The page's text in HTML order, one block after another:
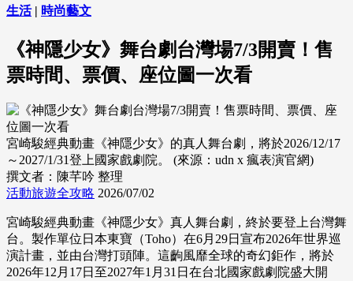
生活| 時尚藝文
《神隱少女》舞台劇台灣場7/3開賣！售
票時間、票價、座位圖一次看
宮崎駿經典動畫《神隱少女》的真人舞台劇，將於2026/12/17
～2027/1/31登上國家戲劇院。 (來源：udn x 瘋表演官網)
撰文者：陳芊吟 整理
活動旅遊全攻略 2026/07/02
宮崎駿經典動畫《神隱少女》真人舞台劇，終於要登上台灣舞
台。製作單位日本東寶（Toho）在6月29日宣布2026年世界巡
演計畫，並由台灣打頭陣。這齣風靡全球的奇幻鉅作，將於
2026年12月17日至2027年1月31日在台北國家戲劇院盛大開